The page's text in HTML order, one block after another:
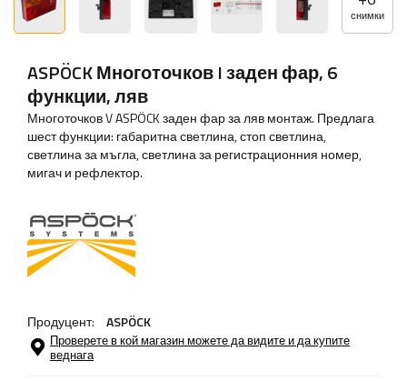
снимки
ASPÖCK Многоточков I заден фар, 6
функции, ляв
Многоточков V ASPÖCK заден фар за ляв монтаж. Предлага
шест функции: габаритна светлина, стоп светлина,
светлина за мъгла, светлина за регистрационния номер,
мигач и рефлектор.
Продуцент: ASPÖCK
Проверете в кой магазин можете да видите и да купите
веднага